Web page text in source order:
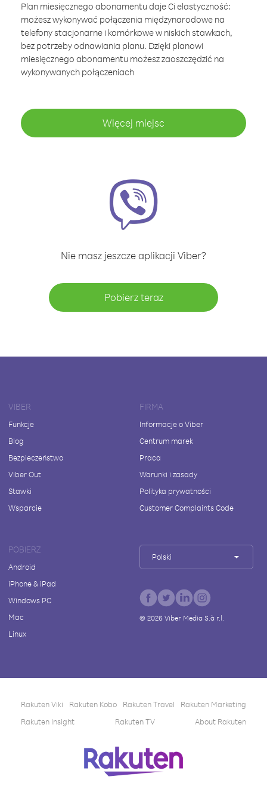
Plan miesięcznego abonamentu daje Ci elastyczność:
możesz wykonywać połączenia międzynarodowe na
telefony stacjonarne i komórkowe w niskich stawkach,
bez potrzeby odnawiania planu. Dzięki planowi
miesięcznego abonamentu możesz zaoszczędzić na
wykonywanych połączeniach
Więcej miejsc
Nie masz jeszcze aplikacji Viber?
Pobierz teraz
VIBER
Funkcje
Blog
Bezpieczeństwo
Viber Out
Stawki
Wsparcie
FIRMA
Informacje o Viber
Centrum marek
Praca
Warunki i zasady
Polityka prywatności
Customer Complaints Code
POBIERZ
Android
iPhone & iPad
Windows PC
Mac
Linux
Polski
© 2026Viber Media S.à r.l.
Rakuten Viki Rakuten Kobo Rakuten Travel
Rakuten Marketing
Rakuten Insight
Rakuten TV About Rakuten